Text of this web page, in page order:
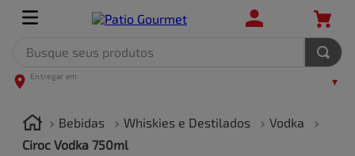
Bebidas Whiskies e Destilados
Vodka
Ciroc Vodka 750ml
TERMOS MAIS BUSCADOS
2º